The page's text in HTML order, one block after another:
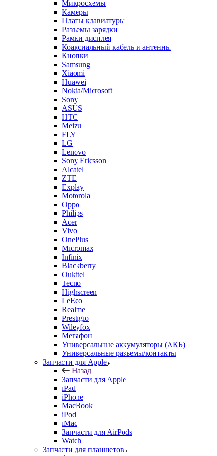
Huawei
Nokia/Microsoft
Sony
ASUS
HTC
Meizu
FLY
LG
Lenovo
Sony Ericsson
Alcatel
ZTE
Explay
Motorola
Oppo
Philips
Acer
Vivo
OnePlus
Micromax
Infinix
Blackberry
Oukitel
Tecno
Highscreen
LeEco
Realme
Prestigio
Wileyfox
Мегафон
Универсальные аккумуляторы (АКБ)
Универсальные разъемы/контакты
Запчасти для Apple
Назад
Запчасти для Apple
iPad
iPhone
MacBook
iPod
iMac
Запчасти для AirPods
Watch
Запчасти для планшетов
Назад
Запчасти для планшетов
Дисплеи
Аккумуляторы
Шлейфы
Тачскрины
Корпуса (задние крышки)
Explay
Acer